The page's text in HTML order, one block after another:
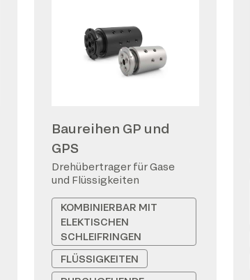
Baureihen GP und
GPS
Drehübertrager für Gase
und Flüssigkeiten
KOMBINIERBAR MIT
ELEKTISCHEN
SCHLEIFRINGEN
FLÜSSIGKEITEN